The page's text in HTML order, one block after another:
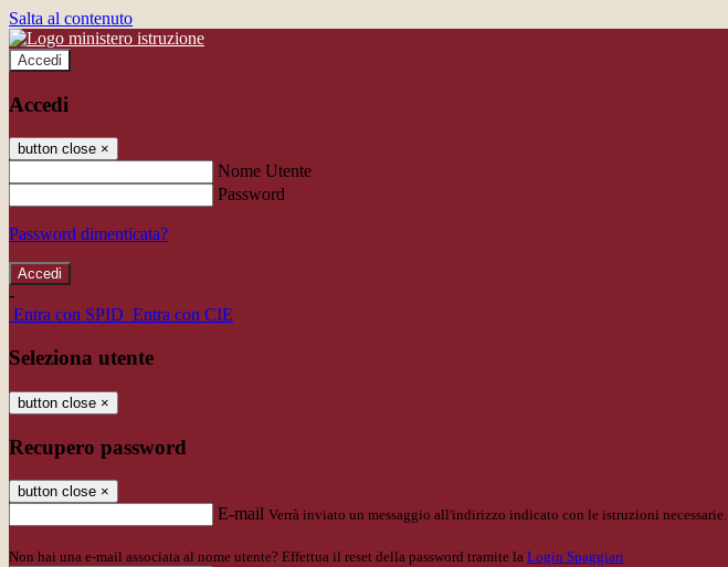
Salta al contenuto
Accedi
Accedi
button close ×
Nome Utente
Password
Password dimenticata?
-
Entra con SPID Entra con CIE
Seleziona utente
button close ×
Recupero password
button close ×
E-mail Verrà inviato un messaggio all'indirizzo indicato con le istruzioni necessarie.
Non hai una e-mail associata al nome utente? Effettua il reset della password tramite la Login Spaggiari